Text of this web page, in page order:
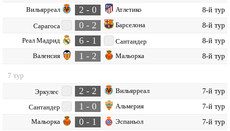
Вильярреал 2 - 0 Атлетико 8-й тур
Сарагоса 0 - 2 Барселона 8-й тур
Реал Мадрид 6 - 1 Сантандер 8-й тур
Валенсия 1 - 2 Мальорка 8-й тур
7 тур
Эркулес 2 - 2 Вильярреал 7-й тур
Сантандер 1 - 0 Альмерия 7-й тур
Мальорка 0 - 1 Эспаньол 7-й тур